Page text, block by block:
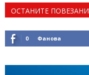
ОСТАНИТЕ ПОВЕЗАНИ
0 Фанова